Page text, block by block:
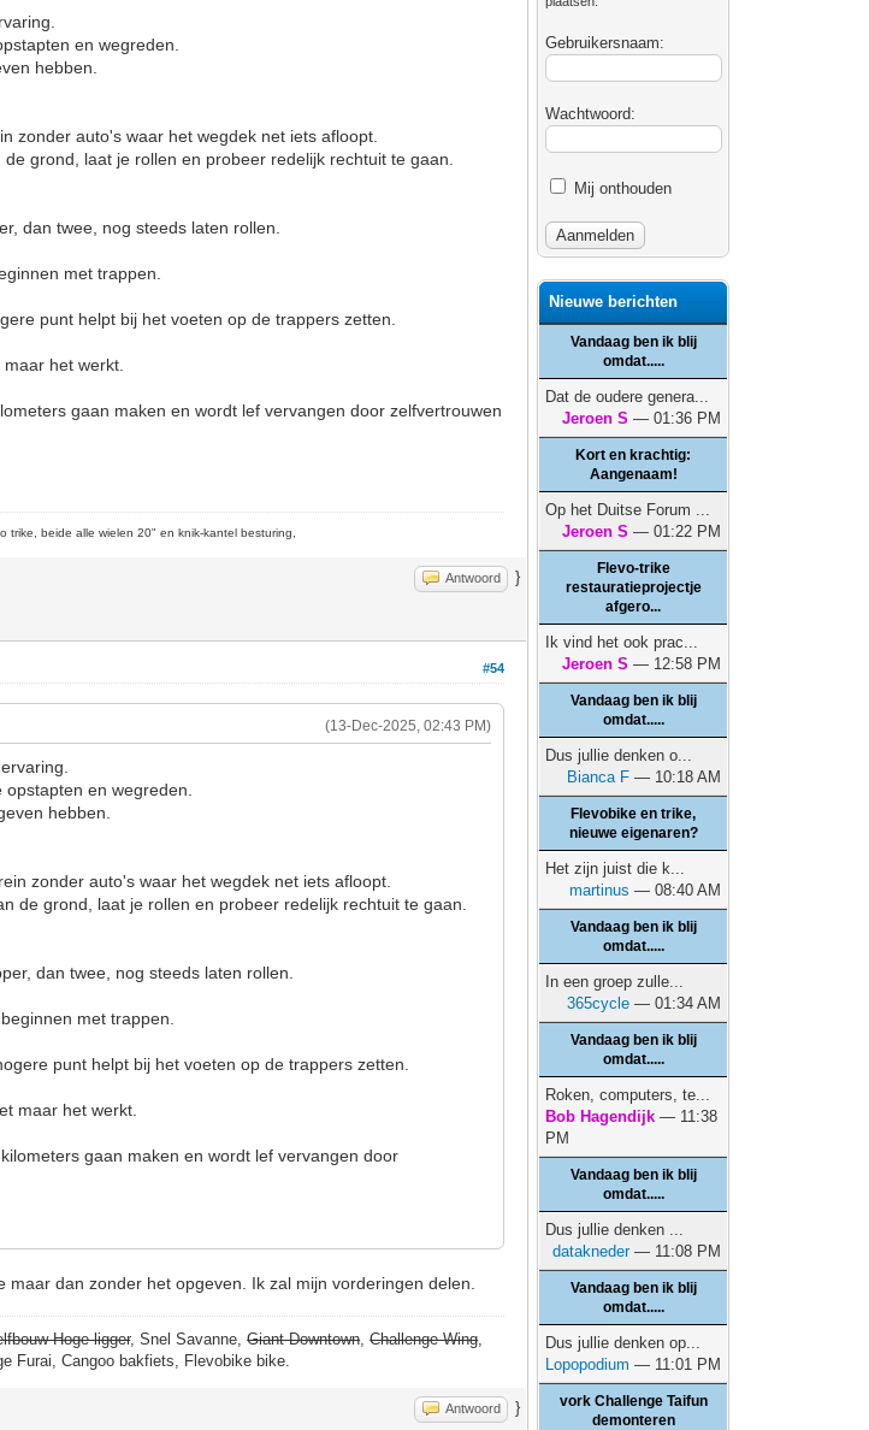
en wegreden.
hebben.
zonder auto's waar het wegdek net iets afloopt.
grond, laat je rollen en probeer redelijk rechtuit te gaan.
dan twee, nog steeds laten rollen.
met trappen.
punt helpt bij het voeten op de trappers zetten.
het werkt.
gaan maken en wordt lef vervangen door zelfvertrouwen
beide alle wielen 20" en knik-kantel besturing,
Antwoord }
#54
(13-Dec-2025, 02:43 PM)
en wegreden.
hebben.
zonder auto's waar het wegdek net iets afloopt.
de grond, laat je rollen en probeer redelijk rechtuit te gaan.
dan twee, nog steeds laten rollen.
met trappen.
punt helpt bij het voeten op de trappers zetten.
maar het werkt.
gaan maken en wordt lef vervangen door
dan zonder het opgeven. Ik zal mijn vorderingen delen.
Hoge ligger, Snel Savanne,Giant Downtown,Challenge Wing,
Furai, Cangoo bakfiets, Flevobike bike.
Antwoord }
Gebruikersnaam:
Wachtwoord:
Mij onthouden
Nieuwe berichten
Vandaag ben ik blij
omdat.....
Dat de oudere genera...
Jeroen S — 01:36 PM
Kort en krachtig:
Aangenaam!
Op het Duitse Forum ...
Jeroen S — 01:22 PM
Flevo-trike
restauratieprojectje
afgero...
Ik vind het ook prac...
Jeroen S — 12:58 PM
Vandaag ben ik blij
omdat.....
Dus jullie denken o...
Bianca F — 10:18 AM
Flevobike en trike,
nieuwe eigenaren?
Het zijn juist die k...
martinus — 08:40 AM
Vandaag ben ik blij
omdat.....
In een groep zulle...
365cycle — 01:34 AM
Vandaag ben ik blij
omdat.....
Roken, computers, te...
Bob Hagendijk — 11:38
PM
Vandaag ben ik blij
omdat.....
Dus jullie denken ...
datakneder— 11:08 PM
Vandaag ben ik blij
omdat.....
Dus jullie denken op...
Lopopodium — 11:01 PM
vork Challenge Taifun
demonteren